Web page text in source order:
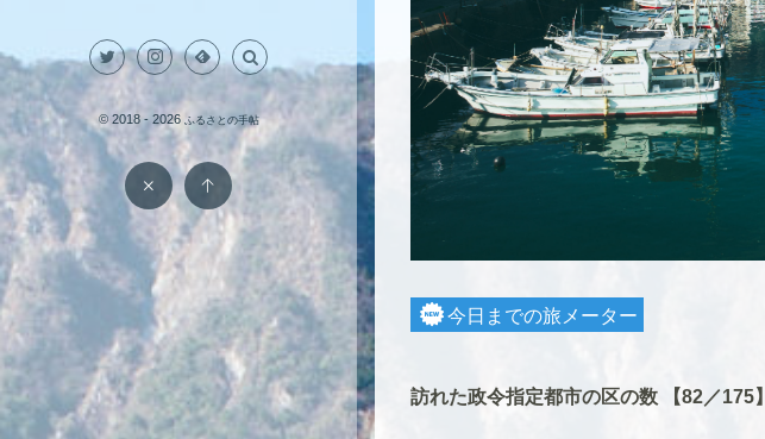
© 2018 - 2026 ふるさとの手帖
今日までの旅メーター
訪れた政令指定都市の区の数 【82／175】